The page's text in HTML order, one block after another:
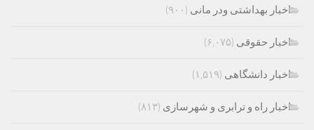
اخبار بهداشتی ودر مانی (۹۰۰)
اخبار حقوقی (۶,۰۷۵)
اخبار دانشگاهی (۱,۵۱۹)
اخبار راه و ترابری و شهرسازی (۸۱۳)